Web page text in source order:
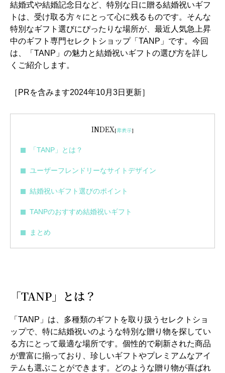
結婚式や結婚記念日など、特別な日に贈る結婚祝いギフ
トは、受け取る方々にとって心に残るものです。そんな
特別なギフト選びにぴったりな場所が、最近人気急上昇
中のギフト専門セレクトショップ「TANP」です。今回
は、「TANP」の魅力と結婚祝いギフトの選び方を詳し
くご紹介します。
［PRを含みます2024年10月3日更新］
INDEX[非表示]
「TANP」とは？
ユーザーフレンドリーなサイトデザイン
結婚祝いギフト選びのポイント
TANPのおすすめ結婚祝いギフト
まとめ
「TANP」とは？
「TANP」は、多種類のギフトを取り扱うセレクトショ
ップで、特に結婚祝いのような特別な贈り物を探してい
る方にとって最適な場所です。個性的で刷新された商品
が豊富に揃っており、珍しいギフトやプレミアムなアイ
テムも選ぶことができます。どのような贈り物が喜ばれ